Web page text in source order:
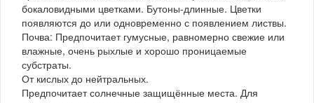
бокаловидными цветками. Бутоны-длинные. Цветки
появляются до или одновременно с появлением листвы.
Почва: Предпочитает гумусные, равномерно свежие или
влажные, очень рыхлые и хорошо проницаемые
субстраты.
От кислых до нейтральных.
Предпочитает солнечные защищённые места. Для